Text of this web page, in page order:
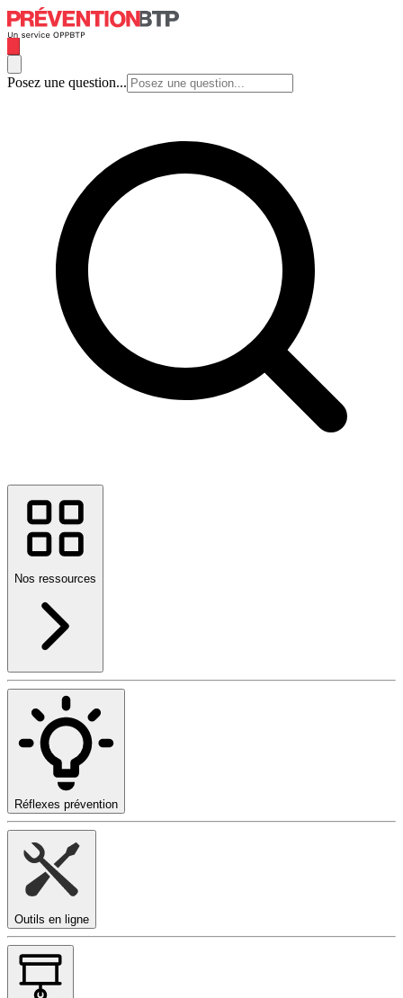
Posez une question...
Nos ressources
Réflexes prévention
Outils en ligne